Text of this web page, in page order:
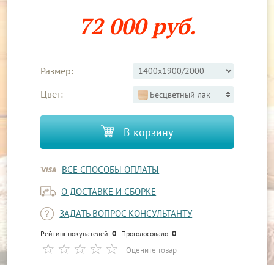
72 000 руб.
Размер:
Цвет:
Бесцветный лак
В корзину
ВСЕ СПОСОБЫ ОПЛАТЫ
О ДОСТАВКЕ И СБОРКЕ
ЗАДАТЬ ВОПРОС КОНСУЛЬТАНТУ
Рейтинг покупателей:0. Проголосовало:0
Оцените товар